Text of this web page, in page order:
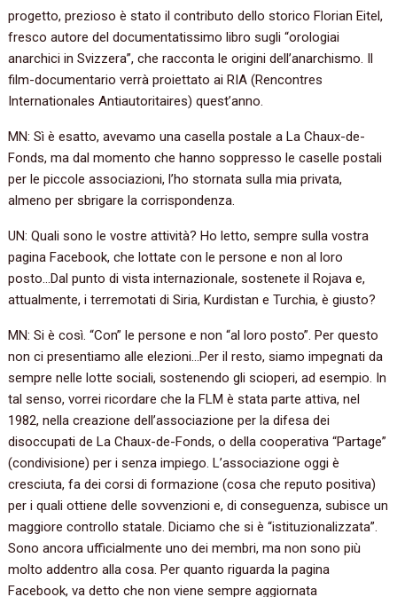
progetto, prezioso è stato il contributo dello storico Florian Eitel,
fresco autore del documentatissimo libro sugli “orologiai
anarchici in Svizzera”, che racconta le origini dell’anarchismo. Il
film-documentario verrà proiettato ai RIA (Rencontres
Internationales Antiautoritaires) quest’anno.
MN: Sì è esatto, avevamo una casella postale a La Chaux-de-
Fonds, ma dal momento che hanno soppresso le caselle postali
per le piccole associazioni, l’ho stornata sulla mia privata,
almeno per sbrigare la corrispondenza.
UN: Quali sono le vostre attività? Ho letto, sempre sulla vostra
pagina Facebook, che lottate con le persone e non al loro
posto…Dal punto di vista internazionale, sostenete il Rojava e,
attualmente, i terremotati di Siria, Kurdistan e Turchia, è giusto?
MN: Si è così. “Con” le persone e non “al loro posto”. Per questo
non ci presentiamo alle elezioni…Per il resto, siamo impegnati da
sempre nelle lotte sociali, sostenendo gli scioperi, ad esempio. In
tal senso, vorrei ricordare che la FLM è stata parte attiva, nel
1982, nella creazione dell’associazione per la difesa dei
disoccupati de La Chaux-de-Fonds, o della cooperativa “Partage”
(condivisione) per i senza impiego. L’associazione oggi è
cresciuta, fa dei corsi di formazione (cosa che reputo positiva)
per i quali ottiene delle sovvenzioni e, di conseguenza, subisce un
maggiore controllo statale. Diciamo che si è “istituzionalizzata”.
Sono ancora ufficialmente uno dei membri, ma non sono più
molto addentro alla cosa. Per quanto riguarda la pagina
Facebook, va detto che non viene sempre aggiornata